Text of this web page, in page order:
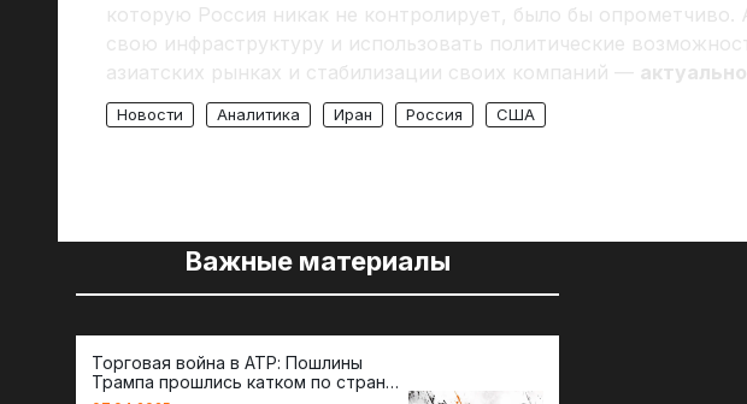
которую Россия никак не контролирует, было бы
свою инфраструктуру и использовать политические
азиатских рынках и стабилизации своих компаний —
Новости Аналитика Иран Россия США
Важные материалы
Торговая война в АТР: Пошлины
Трампа прошлись катком по странам